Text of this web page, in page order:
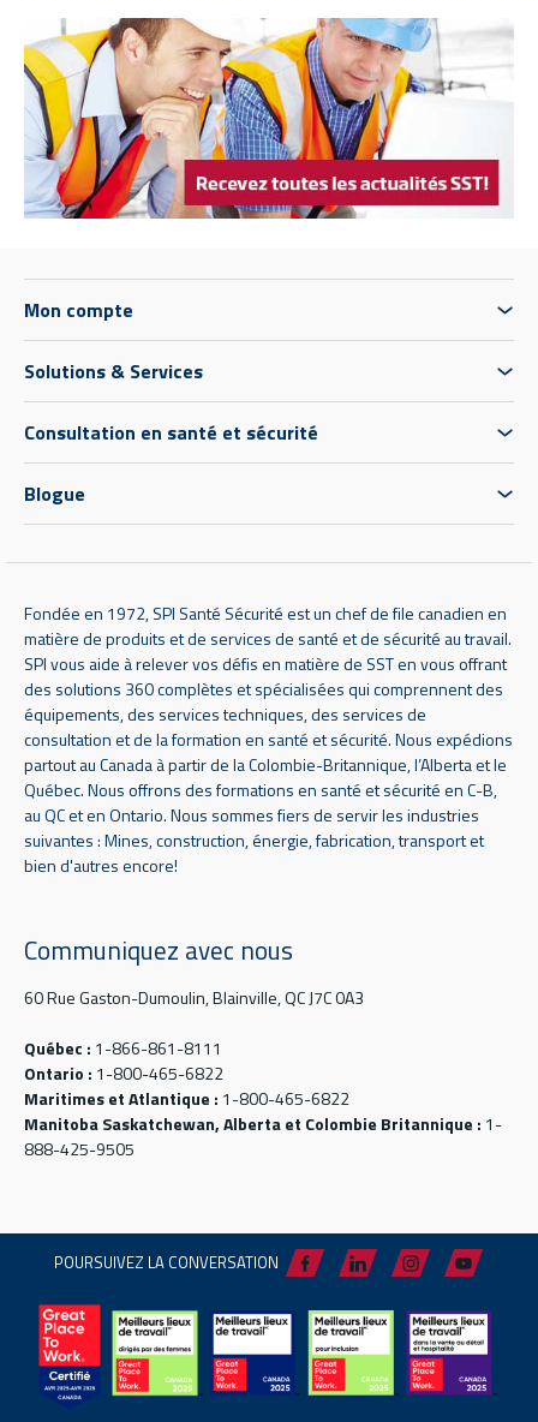
Mon compte
Solutions & Services
Consultation en santé et sécurité
Blogue
Fondée en 1972, SPI Santé Sécurité est un chef de file canadien en
matière de produits et de services de santé et de sécurité au travail.
SPI vous aide à relever vos défis en matière de SST en vous offrant
des solutions 360 complètes et spécialisées qui comprennent des
équipements, des services techniques, des services de
consultation et de la formation en santé et sécurité. Nous expédions
partout au Canada à partir de la Colombie-Britannique, l’Alberta et le
Québec. Nous offrons des formations en santé et sécurité en C-B,
au QC et en Ontario. Nous sommes fiers de servir les industries
suivantes : Mines, construction, énergie, fabrication, transport et
bien d'autres encore!
Communiquez avec nous
60 Rue Gaston-Dumoulin, Blainville, QC J7C 0A3
Québec : 1-866-861-8111
Ontario : 1-800-465-6822
Maritimes et Atlantique : 1-800-465-6822
Manitoba Saskatchewan, Alberta et Colombie Britannique : 1-
888-425-9505
POURSUIVEZ LA CONVERSATION